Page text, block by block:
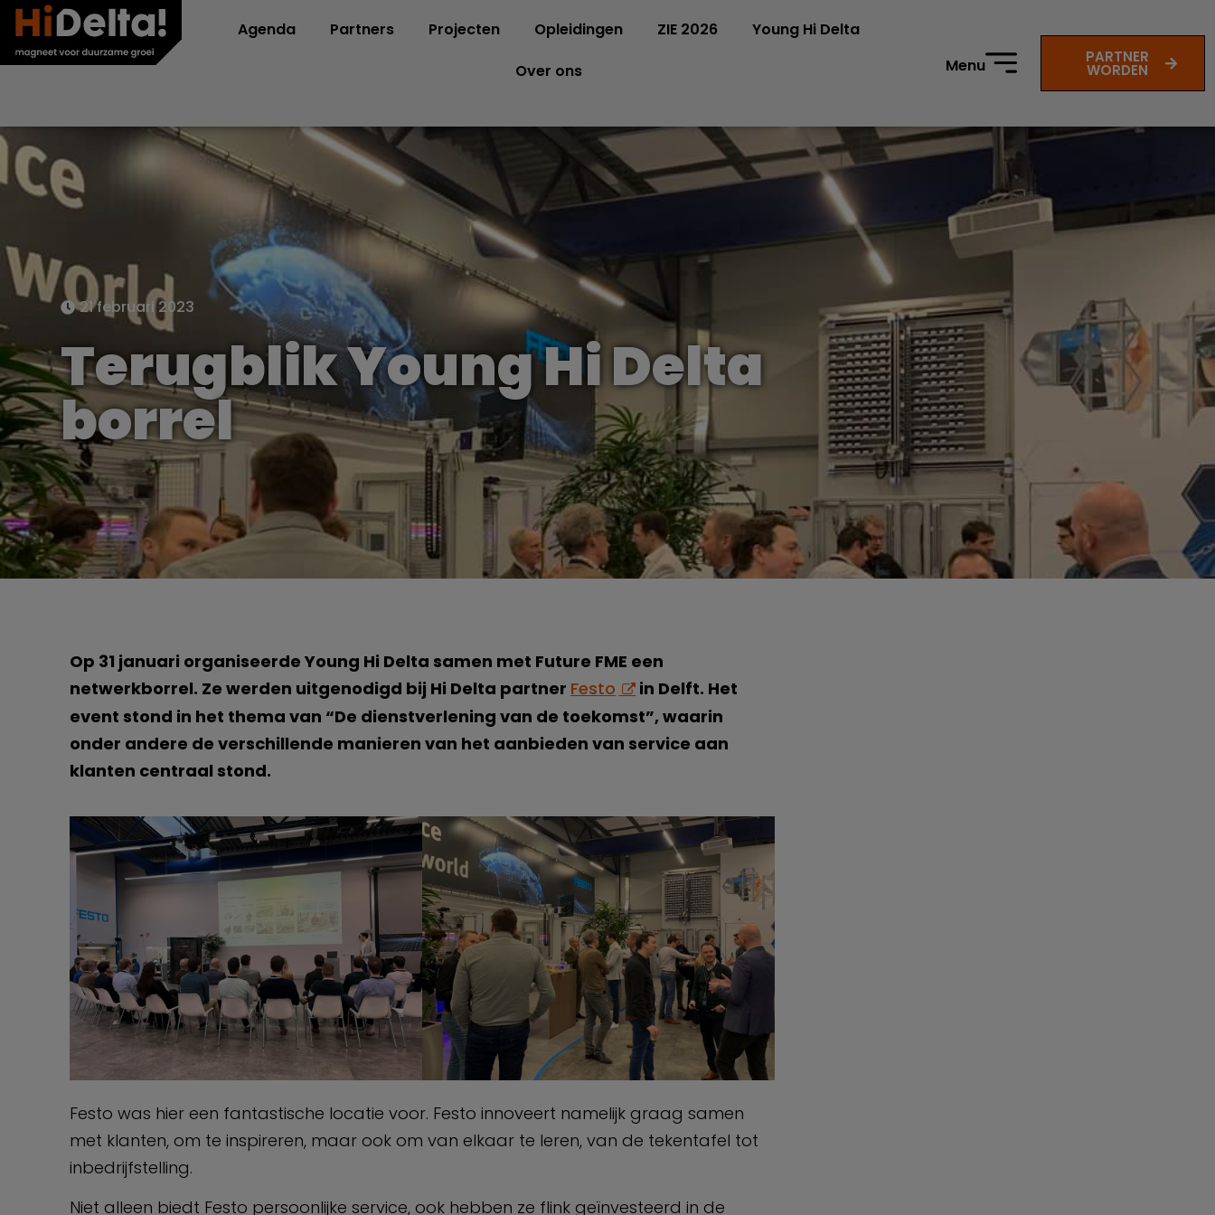
Agenda Partners Projecten Opleidingen ZIE 2026
Young Hi Delta
Over ons
Menu PARTNER
WORDEN
21 februari 2023
Terugblik Young Hi Delta
borrel
Op 31 januari organiseerde Young Hi Delta samen met Future FME een
netwerkborrel. Ze werden uitgenodigd bij Hi Delta partner Festo
in Delft. Het
event stond in het thema van “De dienstverlening van de toekomst”, waarin
onder andere de verschillende manieren van het aanbieden van service aan
klanten centraal stond.
Festo was hier een fantastische locatie voor. Festo innoveert namelijk graag samen
met klanten, om te inspireren, maar ook om van elkaar te leren, van de tekentafel tot
inbedrijfstelling.
Niet alleen biedt Festo persoonlijke service, ook hebben ze flink geïnvesteerd in de